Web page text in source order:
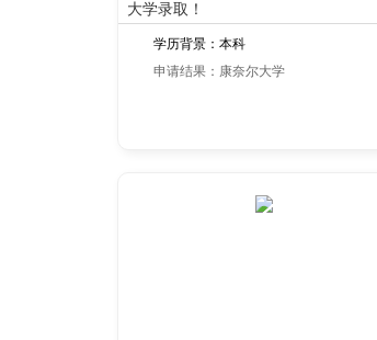
大学录取！
学历背景：本科
申请结果：康奈尔大学